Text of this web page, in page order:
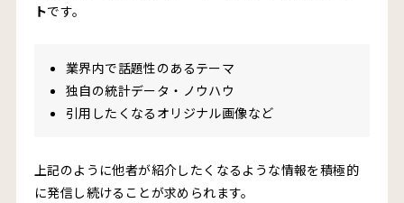
トです。
業界内で話題性のあるテーマ
独自の統計データ・ノウハウ
引用したくなるオリジナル画像など
上記のように他者が紹介したくなるような情報を積極的
に発信し続けることが求められます。